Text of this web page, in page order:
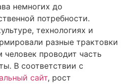
немногих до
потребности.
технологиях и
разные трактовки
проводит часть
В соответствии с
сайт, рост